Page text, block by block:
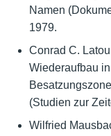
Namen
1979.
Conrad C.
Wiederaufbau
(Studien zur
Wilfried